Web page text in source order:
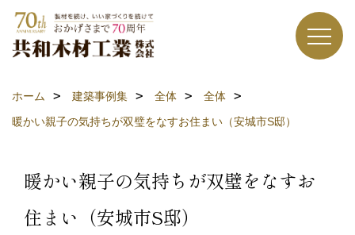
ホーム 建築事例集 全体
全体
暖かい親子の気持ちが双璧をなすお住まい（安城市S邸）
暖かい親子の気持ちが双璧をなすお
住まい（安城市S邸）